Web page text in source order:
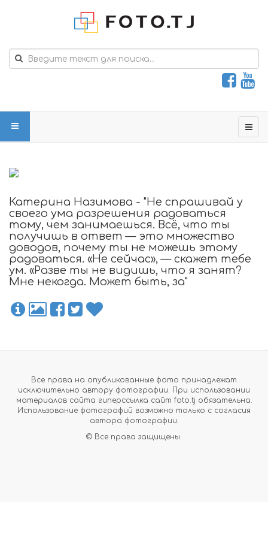
Катерина Назимова - "Не спрашивай у
своего ума разрешения радоваться
тому, чем занимаешься. Всё, что ты
получишь в ответ — это множество
доводов, почему ты не можешь этому
радоваться. «Не сейчас», — скажет тебе
ум. «Разве ты не видишь, что я занят?
Мне некогда. Может быть, за"
Все права на опубликованные фото принадлежат
исключительно автору фотографии. При использовании
материалов сайта гиперссылка сайт foto.tj обязательна.
Использование фотографий возможно только с согласия
автора фотографии.
© Все права защищены.